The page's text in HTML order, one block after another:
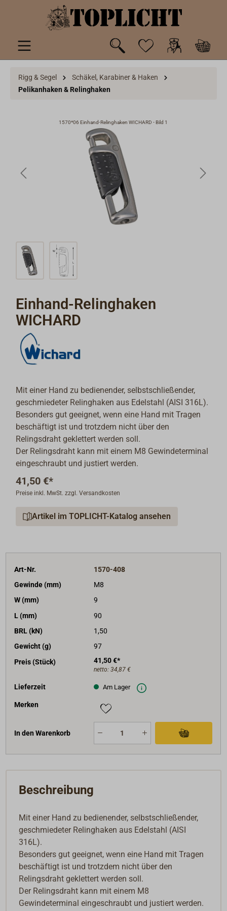
springen
Rigg & Segel
Schäkel, Karabiner & Haken
Pelikanhaken & Relinghaken
1570*06 Einhand-Relinghaken WICHARD - Bild 1
Einhand-Relinghaken
WICHARD
Mit einer Hand zu bedienender, selbstschließender,
geschmiedeter Relinghaken aus Edelstahl (AISI 316L).
Besonders gut geeignet, wenn eine Hand mit Tragen
beschäftigt ist und trotzdem nicht über den
Relingsdraht geklettert werden soll.
Der Relingsdraht kann mit einem M8 Gewindeterminal
eingeschraubt und justiert werden.
41,50 €*
Preise inkl. MwSt. zzgl. Versandkosten
Artikel im TOPLICHT-Katalog ansehen
Art-Nr.
1570-408
Gewinde (mm)
M8
W (mm)
9
L (mm)
90
BRL (kN)
1,50
Gewicht (g)
97
Preis (Stück)
41,50 €*
netto: 34,87 €
Lieferzeit Am Lager
Merken
In den Warenkorb
Beschreibung
Mit einer Hand zu bedienender, selbstschließender,
geschmiedeter Relinghaken aus Edelstahl (AISI
316L).
Besonders gut geeignet, wenn eine Hand mit Tragen
beschäftigt ist und trotzdem nicht über den
Relingsdraht geklettert werden soll.
Der Relingsdraht kann mit einem M8
Gewindeterminal eingeschraubt und justiert werden.